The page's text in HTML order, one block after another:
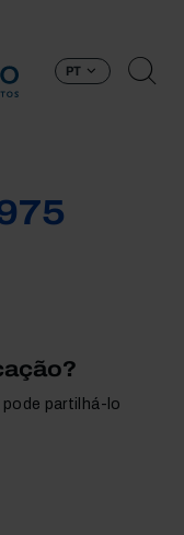
PT
partilhá-lo